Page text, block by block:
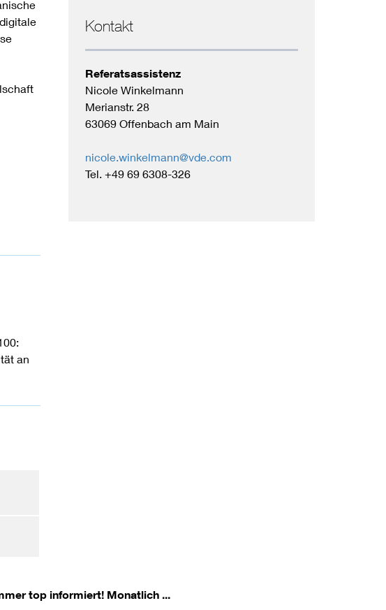
an
Kontakt
Referatsassistenz
Nicole Winkelmann
Merianstr. 28
63069 Offenbach am Main
nicole.winkelmann@vde.com
Tel. +49 69 6308-326
top informiert! Monatlich ...